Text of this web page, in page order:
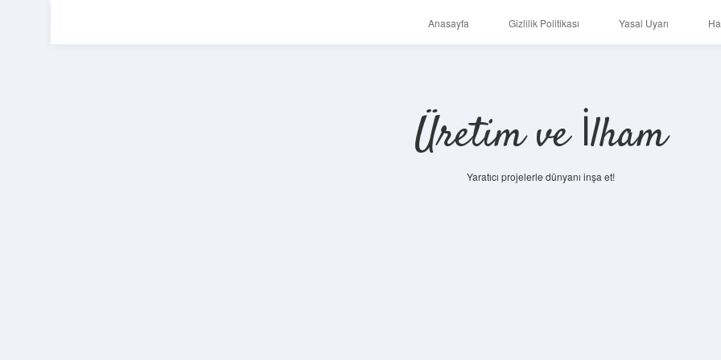
Anasayfa Gizlilik Politikası Yasal Uyarı
Üretim ve İlham
Yaratıcı projelerle dünyanı inşa et!